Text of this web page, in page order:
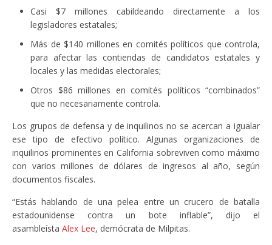
Casi $7 millones cabildeando directamente a los
legisladores estatales;
Más de $140 millones en comités políticos que controla,
para afectar las contiendas de candidatos estatales y
locales y las medidas electorales;
Otros $86 millones en comités políticos “combinados”
que no necesariamente controla.
Los grupos de defensa y de inquilinos no se acercan a igualar
ese tipo de efectivo político. Algunas organizaciones de
inquilinos prominentes en California sobreviven como máximo
con varios millones de dólares de ingresos al año, según
documentos fiscales.
“Estás hablando de una pelea entre un crucero de batalla
estadounidense contra un bote inflable”, dijo el
asambleísta Alex Lee, demócrata de Milpitas.